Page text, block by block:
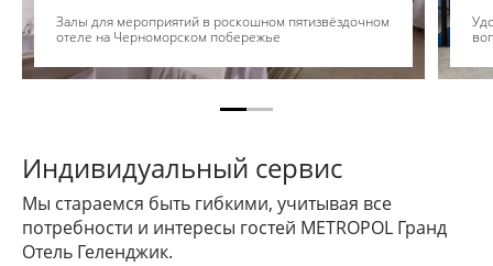
Залы для мероприятий в роскошном пятизвёздочном
отеле на Черноморском побережье
Индивидуальный сервис
Мы стараемся быть гибкими, учитывая все
потребности и интересы гостей METROPOL Гранд
Отель Геленджик.